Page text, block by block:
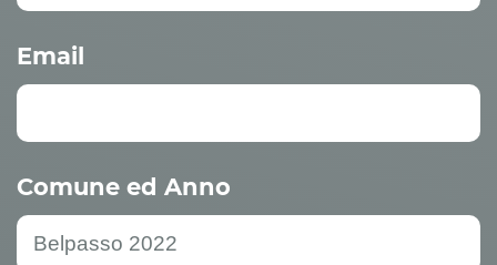
Email
Comune ed Anno